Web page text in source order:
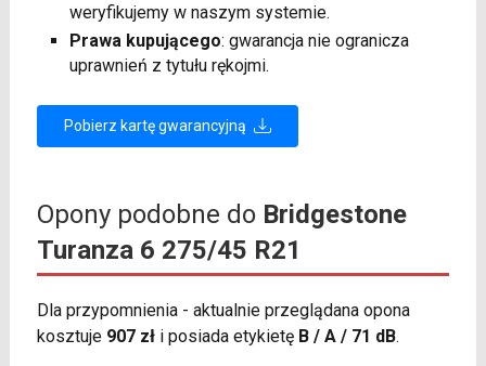
weryfikujemy w naszym systemie.
Prawa kupującego: gwarancja nie ogranicza
uprawnień z tytułu rękojmi.
Pobierz kartę gwarancyjną
Opony podobne do Bridgestone
Turanza 6 275/45 R21
Dla przypomnienia - aktualnie przeglądana opona
kosztuje 907 złi posiada etykietę B / A / 71 dB.